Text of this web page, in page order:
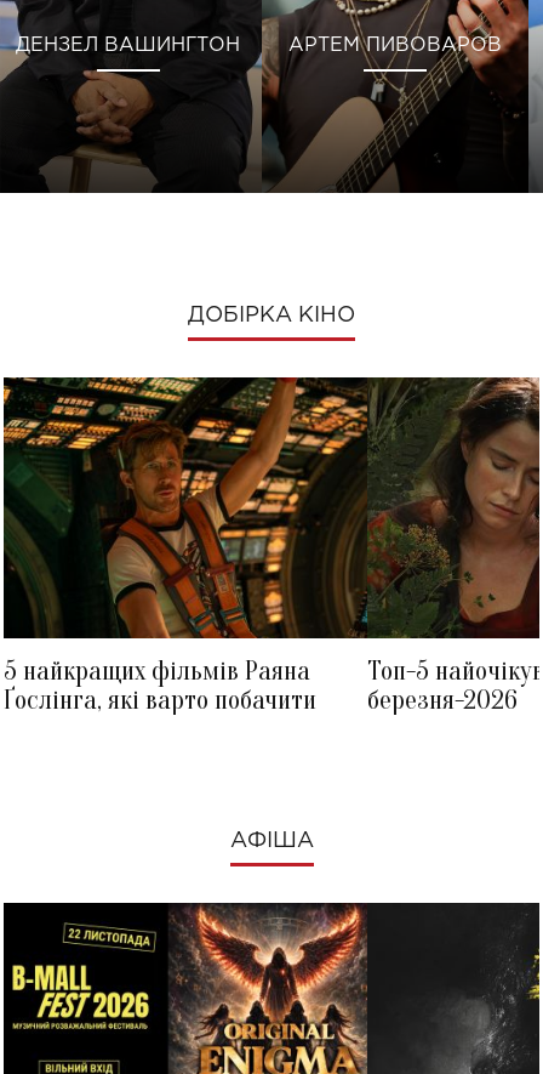
ДЕНЗЕЛ ВАШИНГТОН АРТЕМ ПИВОВАРОВ
ДОБІРКА КІНО
5 найкращих фільмів Раяна
Ґослінга, які варто побачити
Топ-5
березня-2026
АФІША